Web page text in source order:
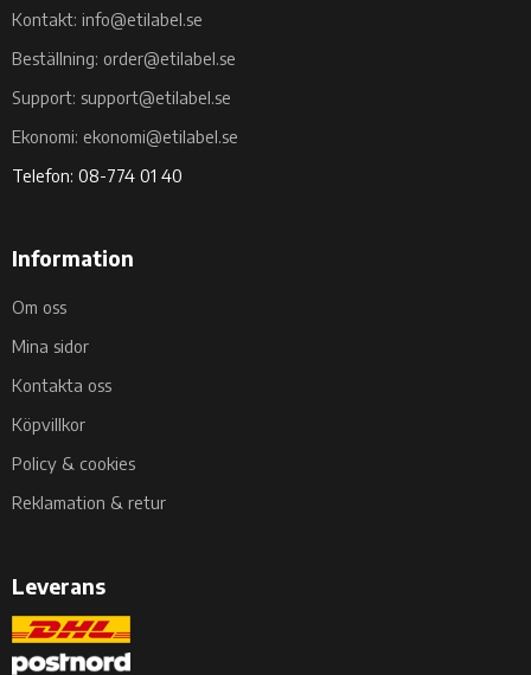
Kontakt: info@etilabel.se
Beställning: order@etilabel.se
Support: support@etilabel.se
Ekonomi: ekonomi@etilabel.se
Telefon: 08-774 01 40
Information
Om oss
Mina sidor
Kontakta oss
Köpvillkor
Policy & cookies
Reklamation & retur
Leverans